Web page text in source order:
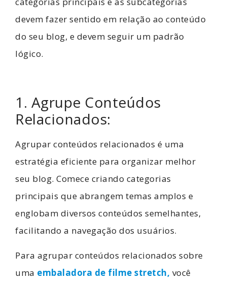
devem fazer sentido em relação ao conteúdo
do seu blog, e devem seguir um padrão
lógico.
1. Agrupe Conteúdos
Relacionados:
Agrupar conteúdos relacionados é uma
estratégia eficiente para organizar melhor
seu blog. Comece criando categorias
principais que abrangem temas amplos e
englobam diversos conteúdos semelhantes,
facilitando a navegação dos usuários.
Para agrupar conteúdos relacionados sobre
uma embaladora de filme stretch, você